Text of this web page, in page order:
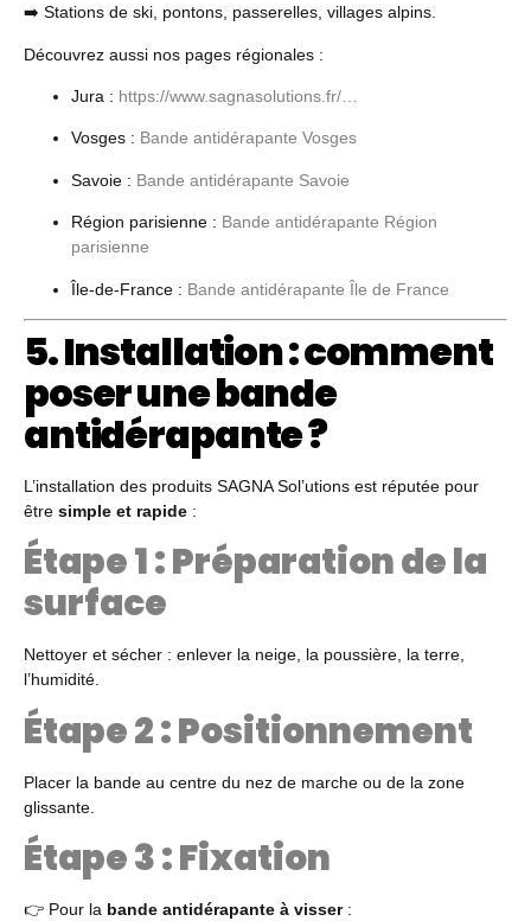
➡️ Stations de ski, pontons, passerelles, villages alpins.
Découvrez aussi nos pages régionales :
Jura : https://www.sagnasolutions.fr/…
Vosges : Bande antidérapante Vosges
Savoie : Bande antidérapante Savoie
Région parisienne : Bande antidérapante Région
parisienne
Île-de-France : Bande antidérapante Île de France
5. Installation : comment
poser une bande
antidérapante ?
L’installation des produits SAGNA Sol’utions est réputée pour
être simple et rapide :
Étape 1 : Préparation de la
surface
Nettoyer et sécher : enlever la neige, la poussière, la terre,
l’humidité.
Étape 2 : Positionnement
Placer la bande au centre du nez de marche ou de la zone
glissante.
Étape 3 : Fixation
👉 Pour la bande antidérapante à visser: